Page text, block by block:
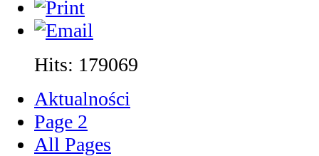
Hits: 179069
Aktualności
Page 2
All Pages